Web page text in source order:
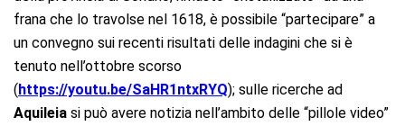
frana che lo travolse nel 1618, è possibile “partecipare” a
un convegno sui recenti risultati delle indagini che si è
tenuto nell’ottobre scorso
(https://youtu.be/SaHR1ntxRYQ); sulle ricerche ad
Aquileia si può avere notizia nell’ambito delle “pillole video”